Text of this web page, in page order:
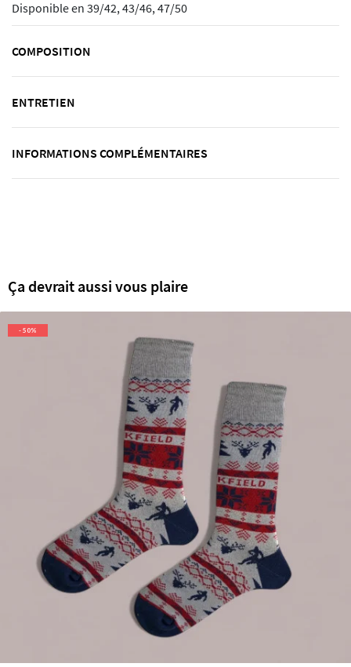
Disponible en 39/42, 43/46, 47/50
COMPOSITION
ENTRETIEN
INFORMATIONS COMPLÉMENTAIRES
Ça devrait aussi vous plaire
- 50%